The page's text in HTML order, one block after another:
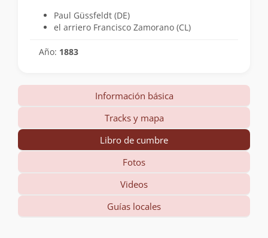
Paul Güssfeldt (DE)
el arriero Francisco Zamorano (CL)
Año: 1883
Información básica
Tracks y mapa
Libro de cumbre
Fotos
Videos
Guías locales